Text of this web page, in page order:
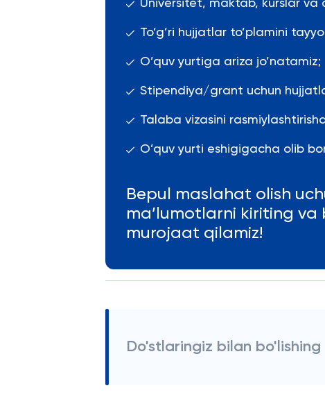
Universitet, maktab, kurslar
To’g’ri hujjatlar to’plamini
O’quv yurtiga ariza jo’natamiz;
Stipendiya/grant uchun
Talaba vizasini
O’quv yurti eshigigacha olib
Bepul maslahat olish
ma’lumotlarni kiriting va
murojaat qilamiz!
Do'stlaringiz bilan bo'lishing